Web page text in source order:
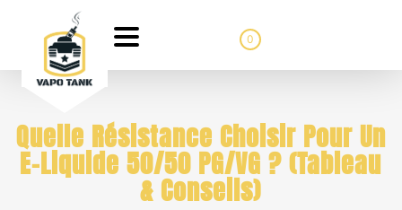
0
Quelle Résistance Choisir Pour Un
E-Liquide 50/50 PG/VG ? (Tableau
& Conseils)